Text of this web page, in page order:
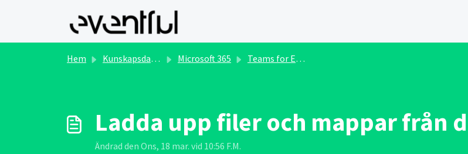
Hem Kunskapsdatabas Microsoft 365 Teams for Education
Ladda upp filer och mappar från
Ändrad den Ons, 18 mar. vid 10:56 F.M.